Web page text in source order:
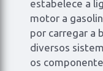
estabelece a
motor a
por carregar a
diversos
os